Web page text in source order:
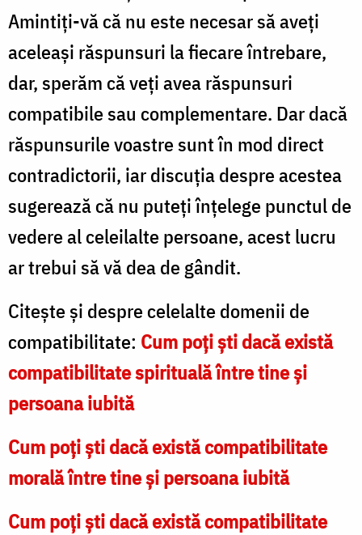
Amintiţi-vă că nu este necesar să aveţi
aceleaşi răspunsuri la fiecare întrebare,
dar, sperăm că veţi avea răspunsuri
compatibile sau complementare. Dar dacă
răspunsurile voastre sunt în mod direct
contradictorii, iar discuţia despre acestea
sugerează că nu puteţi înţelege punctul de
vedere al celeilalte persoane, acest lucru
ar trebui să vă dea de gândit.
Citește și despre celelalte domenii de
compatibilitate: Cum poți ști dacă există
compatibilitate spirituală între tine și
persoana iubită
Cum poți ști dacă există compatibilitate
morală între tine și persoana iubită
Cum poți ști dacă există compatibilitate